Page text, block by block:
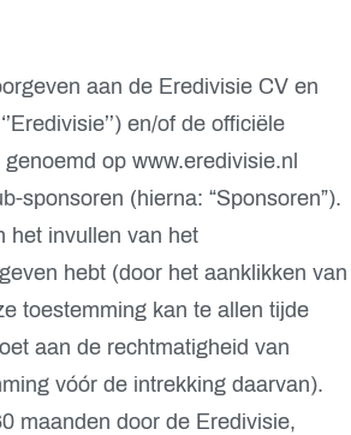
aan de Eredivisie CV en
en/of de officiële
op www.eredivisie.nl
sponsoren (hierna: “Sponsoren”).
het invullen van het
hebt (door het aanklikken van
toestemming kan te allen tijde
aan de rechtmatigheid van
vóór de intrekking daarvan).
maanden door de Eredivisie,